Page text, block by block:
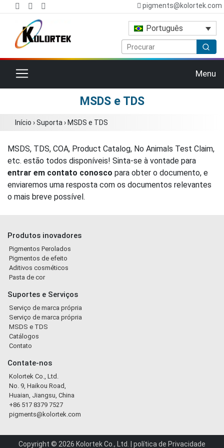
pigments@kolortek.com
Português
Alternar navegação Menu
MSDS e TDS
Início ›Suporta › MSDS e TDS
MSDS, TDS, COA, Product Catalog, No Animals Test Claim,
etc. estão todos disponíveis! Sinta-se à vontade para
entrar em contato conosco para obter o documento, e
enviaremos uma resposta com os documentos relevantes
o mais breve possível.
Produtos inovadores
Pigmentos Perolados
Pigmentos de efeito
Aditivos cosméticos
Pasta de cor
Suportes e Serviços
Serviço de marca própria
Serviço de marca própria
MSDS e TDS
Catálogos
Contato
Contate-nos
Kolortek Co., Ltd.
No. 9, Haikou Road,
Huaian, Jiangsu, China
+86 517 8379 7527
pigments@kolortek.com
Copyright © 2026 Kolortek Co., Ltd. | política de Privacidade